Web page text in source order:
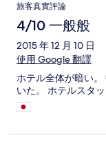
旅客真實評論
4/10 一般般
2015 年 12 月 10 日
使用 Google 翻譯
ホテル全体が暗い
いた。 ホテルスタ